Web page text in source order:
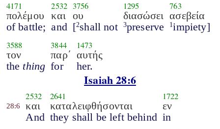
4171
πολέμου
of battle;
2532
και
and
3756
ου
[2shall not
1295
διασώσει
3preserve
763
ασεβεία
1impiety]
3588
τον
the thing
3844
παρ΄
for
1473
αυτής
her.
Isaiah 28:6
28:6
2532
και
And
2641
καταλειφθήσονται
they shall be left behind
1722
εν
in